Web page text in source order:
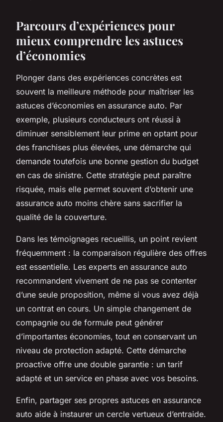
Parcours d’expériences pour
mieux comprendre les astuces
d’économies
Plonger dans des expériences concrètes est
souvent la meilleure méthode pour maîtriser les
astuces d’économies en assurance auto. Par
exemple, plusieurs conducteurs ont réussi à
diminuer sensiblement leur prime en optant pour
des franchises plus élevées, une démarche qui
demande toutefois une bonne gestion du budget
en cas de sinistre. Cette stratégie peut paraître
risquée, mais elle permet souvent d’obtenir une
assurance auto moins chère sans sacrifier la
qualité de la couverture.
Dans les témoignages recueillis, un point revient
fréquemment : la comparaison régulière des offres
est essentielle. Les experts en assurance auto
recommandent vivement de ne pas se contenter
d’une seule proposition, même si vous avez déjà
un contrat en cours. Un simple changement de
compagnie ou de formule peut générer
d’importantes économies, tout en conservant un
niveau de protection adapté. Cette démarche
proactive offre une double garantie : un tarif
adapté et un service en phase avec vos besoins.
Enfin, partager ses propres astuces en assurance
auto aide à instaurer un cercle vertueux d’entraide.